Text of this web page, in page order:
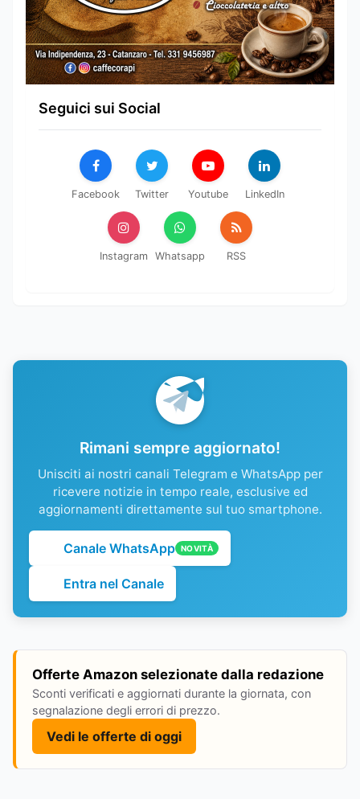
Seguici sui Social
Facebook Twitter Youtube LinkedIn
Instagram Whatsapp RSS
Rimani sempre aggiornato!
Unisciti ai nostri canali Telegram e WhatsApp per
ricevere notizie in tempo reale, esclusive ed
aggiornamenti direttamente sul tuo smartphone.
Canale WhatsApp NOVITÀ
Entra nel Canale
Offerte Amazon selezionate dalla redazione
Sconti verificati e aggiornati durante la giornata, con
segnalazione degli errori di prezzo.
Vedi le offerte di oggi